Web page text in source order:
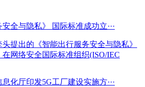
安全与隐私》 国际标准成功立···
提出的《智能出行服务安全与隐私》
网络安全国际标准组织(ISO/IEC
化厅印发5G工厂建设实施方···